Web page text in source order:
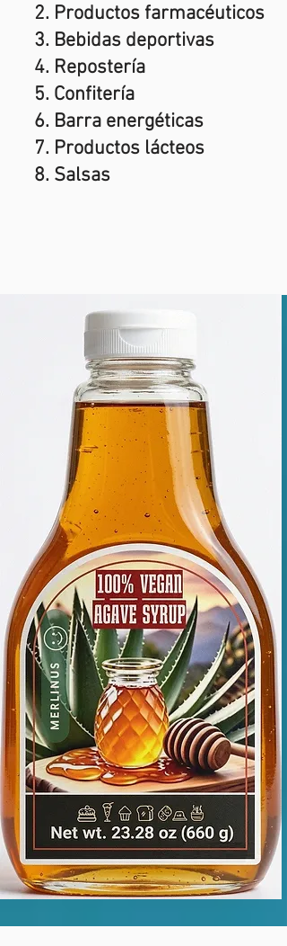
Productos farmacéuticos
Bebidas deportivas
Repostería
Confitería
Barra energéticas
Productos lácteos
Salsas